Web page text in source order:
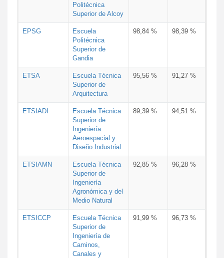
Politécnica
Superior de Alcoy
EPSG
Escuela
Politécnica
Superior de
Gandia
98,84 % 98,39 %
ETSA
Escuela Técnica
Superior de
Arquitectura
95,56 % 91,27 %
ETSIADI
Escuela Técnica
Superior de
Ingeniería
Aeroespacial y
Diseño Industrial
89,39 % 94,51 %
ETSIAMN
Escuela Técnica
Superior de
Ingeniería
Agronómica y del
Medio Natural
92,85 % 96,28 %
ETSICCP
Escuela Técnica
Superior de
Ingeniería de
Caminos,
Canales y
91,99 % 96,73 %